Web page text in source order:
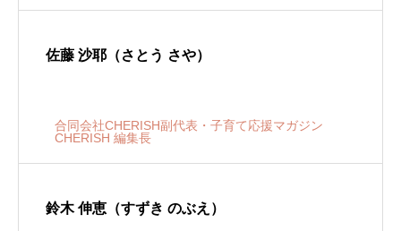
佐藤 沙耶（さとう さや）
合同会社CHERISH副代表・子育て応援マガジン
CHERISH 編集長
鈴木 伸恵（すずき のぶえ）